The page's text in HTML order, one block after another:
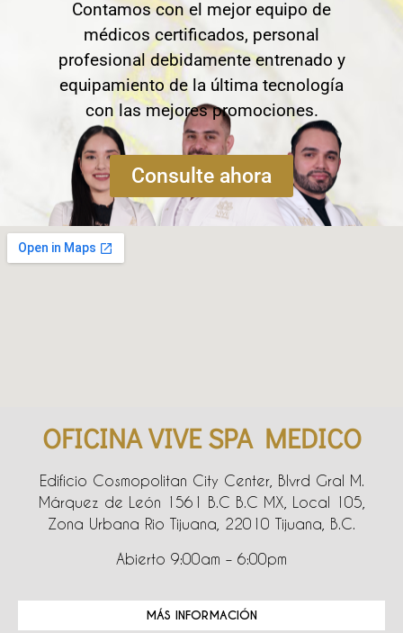
Contamos con el mejor equipo de
médicos certificados, personal
profesional debidamente entrenado y
equipamiento de la última tecnología
con las mejores promociones.
Consulte ahora
OFICINA VIVE SPA MEDICO
Edificio Cosmopolitan City Center, Blvrd Gral M.
Márquez de León 1561 B.C B.C MX, Local 105,
Zona Urbana Rio Tijuana, 22010 Tijuana, B.C.
Abierto 9:00am – 6:00pm
MÁS INFORMACIÓN